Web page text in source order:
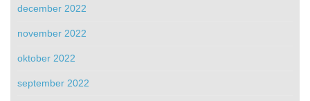
december 2022
november 2022
oktober 2022
september 2022